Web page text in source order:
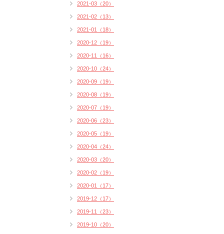
2021-03（20）
2021-02（13）
2021-01（18）
2020-12（19）
2020-11（16）
2020-10（24）
2020-09（19）
2020-08（19）
2020-07（19）
2020-06（23）
2020-05（19）
2020-04（24）
2020-03（20）
2020-02（19）
2020-01（17）
2019-12（17）
2019-11（23）
2019-10（20）